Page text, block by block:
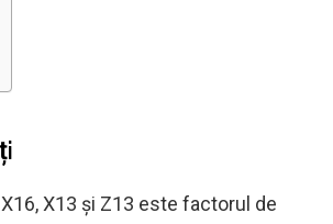
X13 și Z13 este factorul de